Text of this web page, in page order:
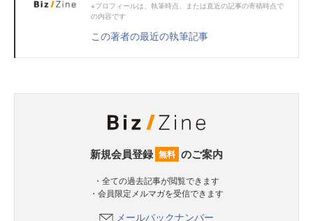
※プロフィールは、執筆時点、または直近の記事の寄稿時点で
の内容です
この著者の最近の執筆記事
新規会員登録 無料 のご案内
・全ての過去記事が閲覧できます
・会員限定メルマガを受信できます
メールバックナンバー